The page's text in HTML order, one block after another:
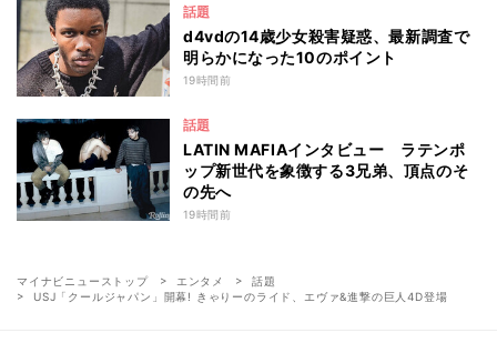
話題
d4vdの14歳少女殺害疑惑、最新調査で
明らかになった10のポイント
19時間前
話題
LATIN MAFIAインタビュー ラテンポ
ップ新世代を象徴する3兄弟、頂点のそ
の先へ
19時間前
マイナビニューストップ エンタメ
話題
USJ「クールジャパン」開幕! きゃりーのライド、エヴァ&進撃の巨人4D登場